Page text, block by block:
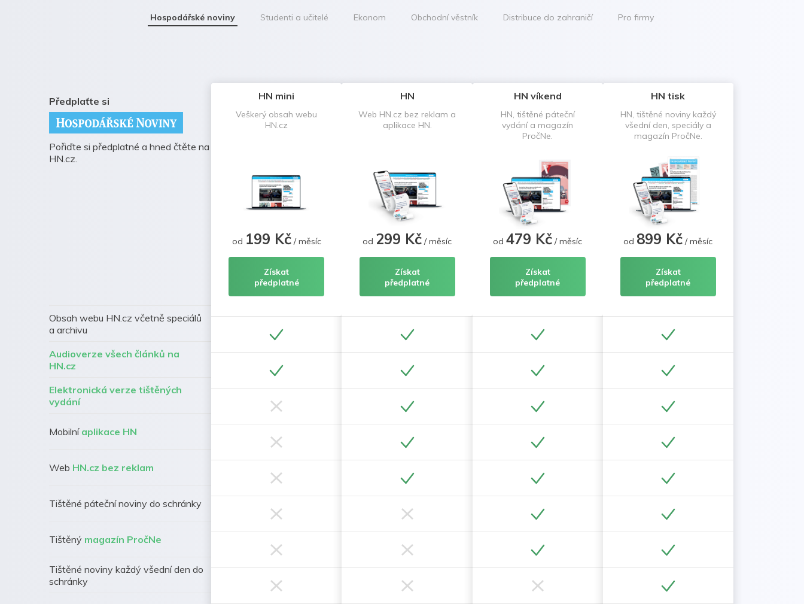
Hospodářské noviny Studenti a učitelé Ekonom Obchodní věstník Distribuce do zahraničí Pro firmy
Předplaťte si
Pořiďte si předplatné a hned čtěte na
HN.cz.
Obsah webu HN.cz včetně speciálů
a archivu
Audioverze všech článků na
HN.cz
Elektronická verze tištěných
vydání
Mobilní aplikace HN
Web HN.cz bez reklam
Tištěné páteční noviny do schránky
Tištěný magazín PročNe
Tištěné noviny každý všední den do
schránky
HN mini
Veškerý obsah webu
HN.cz
od 199 Kč/ měsíc
Získat
předplatné
HN
Web HN.cz bez reklam a
aplikace HN.
od 299 Kč / měsíc
Získat
předplatné
HN víkend
HN, tištěné páteční
vydání a magazín
PročNe.
od479 Kč / měsíc
Získat
předplatné
HN tisk
HN, tištěné noviny každý
všední den, speciály a
magazín PročNe.
od 899 Kč / měsíc
Získat
předplatné